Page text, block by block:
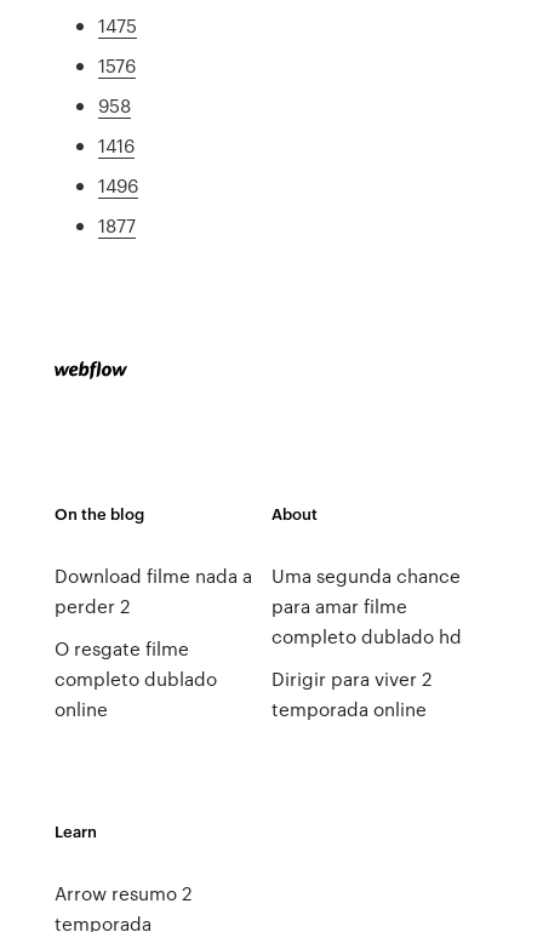
1475
1576
958
1416
1496
1877
On the blog
Download filme nada a
perder 2
O resgate filme
completo dublado
online
About
Uma segunda chance
para amar filme
completo dublado hd
Dirigir para viver 2
temporada online
Learn
Arrow resumo 2
temporada